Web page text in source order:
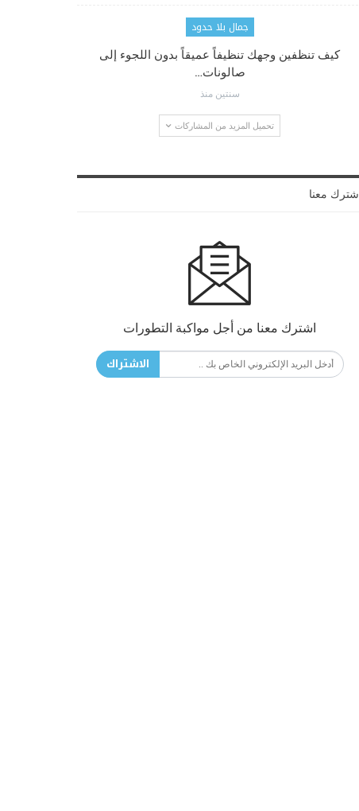
جمال بلا حدود
كيف تنظفين وجهك تنظيفاً عميقاً بدون اللجوء إلى
صالونات…
سنتين منذ
تحميل المزيد من المشاركات
اشترك معنا
اشترك معنا من أجل مواكبة التطورات
الاشتراك